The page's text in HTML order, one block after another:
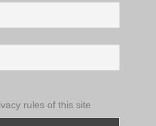
rules of this site